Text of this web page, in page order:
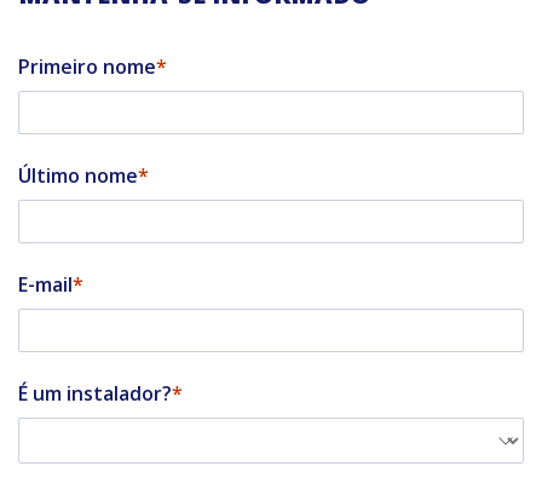
Primeiro nome
Último nome
E-mail
É um instalador?